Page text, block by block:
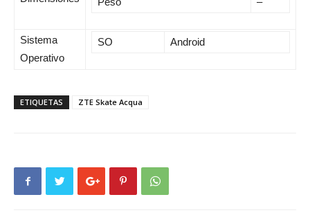
Sistema
Operativo
SO Android
ETIQUETAS ZTE Skate Acqua